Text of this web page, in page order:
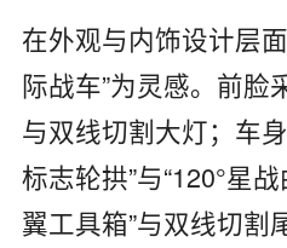
在外观与内饰设计层
际战车”为灵感。前脸
与双线切割大灯；车
标志轮拱”与“120°星
翼工具箱”与双线切割